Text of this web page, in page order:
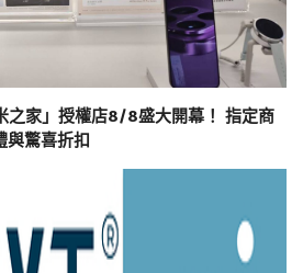
之家」授權店8/8盛大開幕！ 指定商
與驚喜折扣